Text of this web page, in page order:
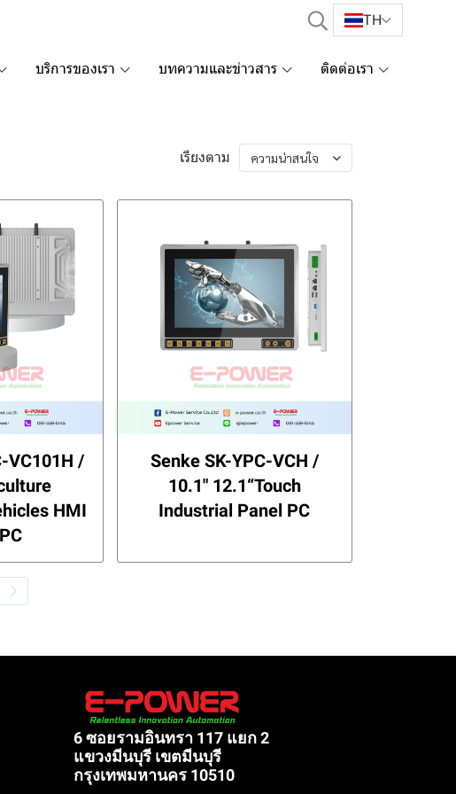
TH
บริการของเรา บทความและข่าวสาร ติดต่อเรา
เรียงตาม ความน่าสนใจ
VC101H /
HMI
Senke SK-YPC-VCH /
10.1" 12.1“Touch
Industrial Panel PC
6 ซอยรามอินทรา 117 แยก 2
แขวงมีนบุรี เขตมีนบุรี
กรุงเทพมหานคร 10510